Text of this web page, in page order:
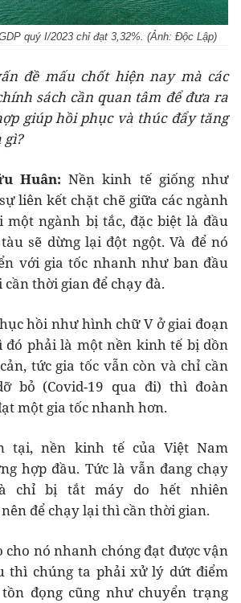
quý I/2023 chỉ đạt 3,32%. (Ảnh: Độc Lập)
đề mấu chốt hiện nay mà các
sách cần quan tâm để đưa ra
giúp hồi phục và thúc đẩy tăng
gì?
Huân: Nền kinh tế giống như
liên kết chặt chẽ giữa các ngành
ngành bị tắc, đặc biệt là đầu
sẽ dừng lại đột ngột. Và để nó
với gia tốc nhanh như ban đầu
thời gian để chạy đà.
hồi như hình chữ V ở giai đoạn
đó phải là một nền kinh tế bị dồn
tức gia tốc vẫn còn và chỉ cần
bỏ (Covid-19 qua đi) thì đoàn
một gia tốc nhanh hơn.
tại, nền kinh tế của Việt Nam
hợp đầu. Tức là vẫn đang chạy
chỉ bị tắt máy do hết nhiên
để chạy lại thì cần thời gian.
cho nó nhanh chóng đạt được vận
thì chúng ta phải xử lý dứt điểm
đọng cũng như chuyển trạng